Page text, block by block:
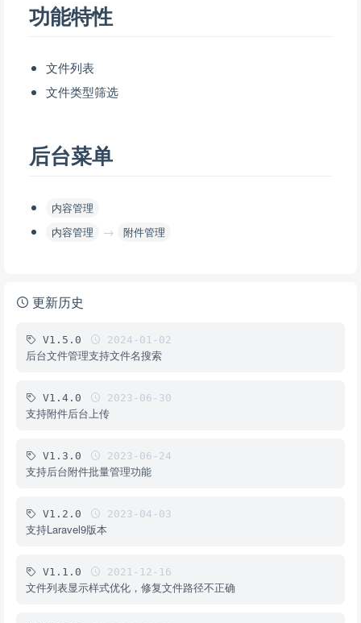
功能特性
文件列表
文件类型筛选
后台菜单
内容管理
内容管理
→ 附件管理
更新历史
V1.5.0 2024-01-02
后台文件管理支持文件名搜索
V1.4.0 2023-06-30
支持附件后台上传
V1.3.0 2023-06-24
支持后台附件批量管理功能
V1.2.0 2023-04-03
支持Laravel9版本
V1.1.0 2021-12-16
文件列表显示样式优化，修复文件路径不正确